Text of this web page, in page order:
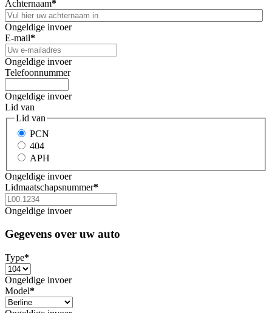
Achternaam*
Ongeldige invoer
E-mail*
Ongeldige invoer
Telefoonnummer
Ongeldige invoer
Lid van
Lid van
PCN
404
APH
Ongeldige invoer
Lidmaatschapsnummer*
Ongeldige invoer
Gegevens over uw auto
Type*
Ongeldige invoer
Model*